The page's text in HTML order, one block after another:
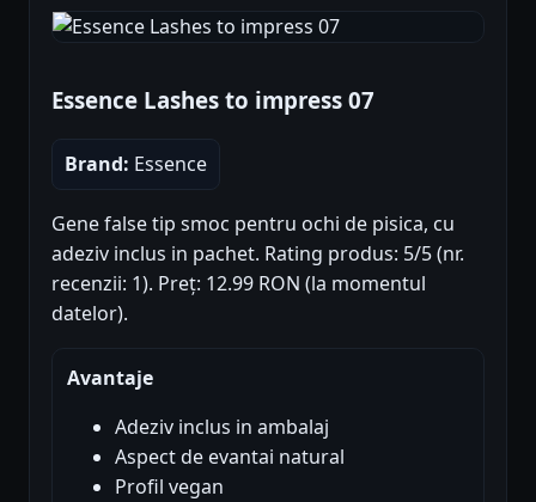
Essence Lashes to impress 07
Brand: Essence
Gene false tip smoc pentru ochi de pisica, cu
adeziv inclus in pachet. Rating produs: 5/5 (nr.
recenzii: 1). Preț: 12.99 RON (la momentul
datelor).
Avantaje
Adeziv inclus in ambalaj
Aspect de evantai natural
Profil vegan